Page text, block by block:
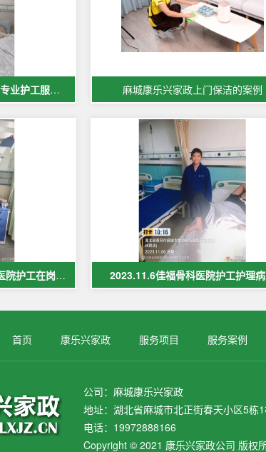
康乐兴家政——麻城中医院专业护工服务，让爱与专业同行 麻城康乐兴家政上门保洁的案例
2023年11月10日麻城人民医院护工在岗护理病人现场照片 2023.11.6佳福骨科医院护工护理
首页 康乐兴家政 服务项目 服务案例
公司：麻城康乐兴家政
地址：湖北省麻城市北正街春天小区5栋
电话：19972888166
Copyright © 2021 康乐兴家政公司 版权